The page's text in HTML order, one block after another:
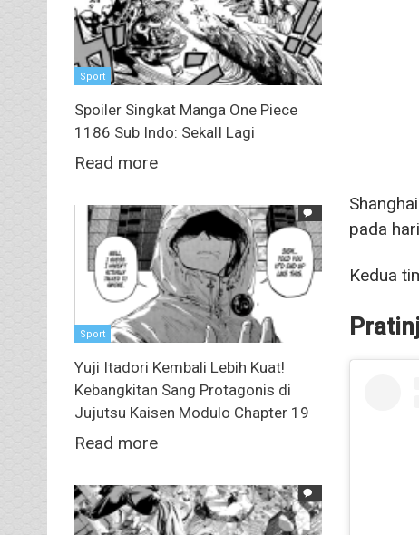
pada
Kedua
Sport
Spoiler Singkat Manga One Piece
1186 Sub Indo: SekalI Lagi
Read more
Sport
Yuji Itadori Kembali Lebih Kuat!
Kebangkitan Sang Protagonis di
Jujutsu Kaisen Modulo Chapter 19
Read more